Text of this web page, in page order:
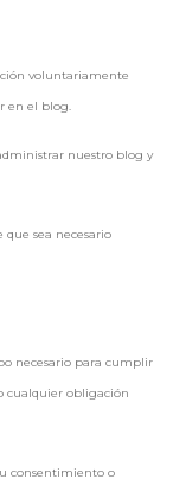
voluntariamente
en el blog.
nuestro blog y
que sea necesario
necesario para cumplir
cualquier obligación
consentimiento o